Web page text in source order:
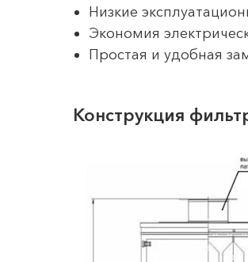
Низкие
Экономия
Простая и удобная
Конструкция